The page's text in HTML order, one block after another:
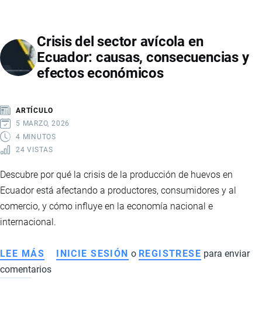
QUE
IMPULSARÁN
LA
EL
DESAFÍO
DE
AUTOGENERACIÓN
Crisis del sector avícola en
Ecuador: causas, consecuencias y
efectos económicos
ARTÍCULO
5 MARZO, 2026
4 MINUTOS
24 VISTAS
Descubre por qué la crisis de la producción de huevos en
Ecuador está afectando a productores, consumidores y al
comercio, y cómo influye en la economía nacional e
internacional.
LEE MÁS SOBRE
CRISIS
INICIE SESIÓN o REGISTRESE para enviar
comentarios